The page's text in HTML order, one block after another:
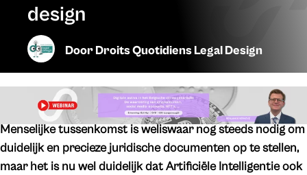
design
DoorDroits Quotidiens Legal Design
Menselijke tussenkomst is weliswaar nog steeds nodig om
duidelijk en precieze juridische documenten op te stellen,
maar het is nu wel duidelijk dat Artificiële Intelligentie ook